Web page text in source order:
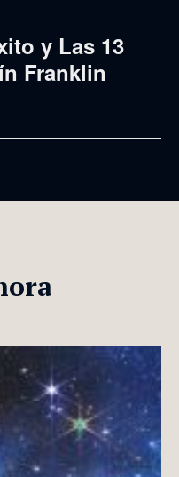
y Las 13
Franklin